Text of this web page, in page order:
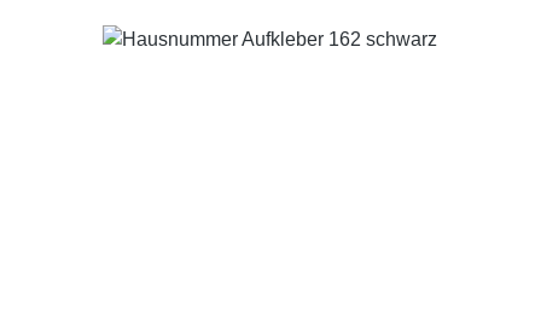
Bildergalerie überspringen